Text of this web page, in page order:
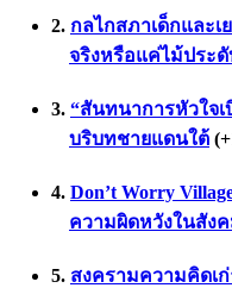
กลไกสภาเด็กและ
จริงหรือแค่ไม้ประ
“สันทนาการหัวใจ
บริบทชายแดนใต้
Don’t Worry
ความผิดหวังในสัง
สงครามความคิดเ